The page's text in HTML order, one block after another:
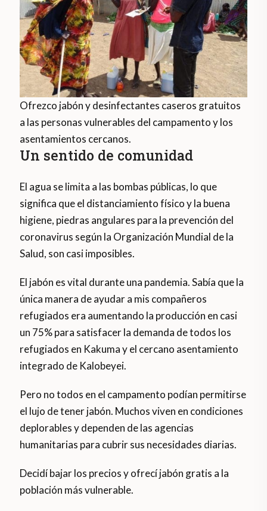
Ofrezco jabón y desinfectantes caseros gratuitos
a las personas vulnerables del campamento y los
asentamientos cercanos.
Un sentido de comunidad
El agua se limita a las bombas públicas, lo que
significa que el distanciamiento físico y la buena
higiene, piedras angulares para la prevención del
coronavirus según la Organización Mundial de la
Salud, son casi imposibles.
El jabón es vital durante una pandemia. Sabía que la
única manera de ayudar a mis compañeros
refugiados era aumentando la producción en casi
un 75% para satisfacer la demanda de todos los
refugiados en Kakuma y el cercano asentamiento
integrado de Kalobeyei.
Pero no todos en el campamento podían permitirse
el lujo de tener jabón. Muchos viven en condiciones
deplorables y dependen de las agencias
humanitarias para cubrir sus necesidades diarias.
Decidí bajar los precios y ofrecí jabón gratis a la
población más vulnerable.